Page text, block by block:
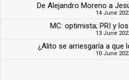
De Alejandro Moreno a
14 June
MC: optimista; PRI y
13 June
¿Alito se arriesgaría a que
10 June